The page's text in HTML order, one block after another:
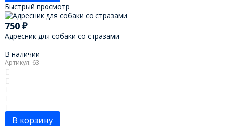
Быстрый просмотр
750 ₽
Адресник для собаки со стразами
В наличии
Артикул: 63
В корзину